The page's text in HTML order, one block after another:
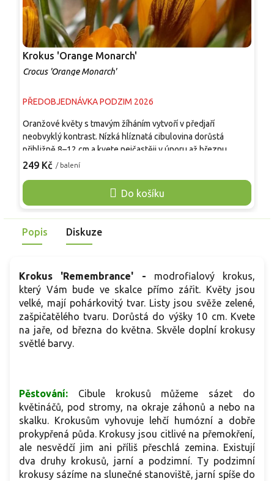
Krokus 'Orange Monarch'
Crocus 'Orange Monarch'
PŘEDOBJEDNÁVKA PODZIM 2026
249 Kč / balení
Do košíku
Oranžové květy s tmavým žíháním vytvoří v předjaří
neobvyklý kontrast. Nízká hlíznatá cibulovina dorůstá
přibližně 8–12 cm a kvete nejčastěji v únoru až březnu.
Květy jsou zlatě oranžové až meruňkově oranžové, na vnější
žíháním, které připomíná kresbu motýlích křídel. Za slunce
se pohárky široce otevírají a odhalují žlutý střed. Vynikne ve
nízkých skupinách u cest.
Popis Diskuze
Krokus 'Remembrance' - modrofialový krokus,
který Vám bude ve skalce přímo zářit. Květy jsou
velké, mají pohárkovitý tvar. Listy jsou svěže zelené,
zašpičatělého tvaru. Dorůstá do výšky 10 cm. Kvete
na jaře, od března do května. Skvěle doplní krokusy
světlé barvy.
Pěstování:
Cibule krokusů můžeme sázet do
květináčů, pod stromy, na okraje záhonů a nebo na
skalku. Krokusům vyhovuje lehčí humózní a dobře
prokypřená půda. Krokusy jsou citlivé na přemokření,
ale nesvědčí jim ani příliš přeschlá zemina. Existují
dva druhy krokusů, jarní a podzimní. Ty podzimní
krokusy sázíme na slunečné stanoviště, jarní spíše do